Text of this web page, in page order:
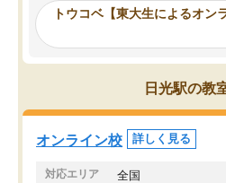
ーティングを行い、その講師で良
見てから講師を決定する事ができま
す。
うちの子は、初回面談の講師の方
オンラインツールを使用した単語
共有があり宿題もそちらで出され
でした。
トウコベ【東大生によるオン
日光駅の教
オンライン校 詳しく見る
対応エリア 全国